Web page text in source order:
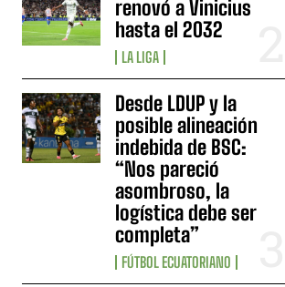
renovó a Vinicius
hasta el 2032
LA LIGA
Desde LDUP y la
posible alineación
indebida de BSC:
“Nos pareció
asombroso, la
logística debe ser
completa”
FÚTBOL ECUATORIANO